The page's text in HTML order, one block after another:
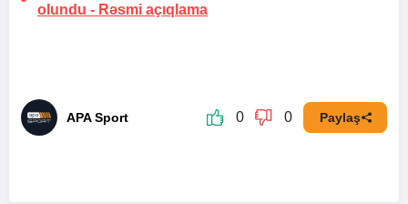
olundu - Rəsmi açıqlama
APA Sport 0 0 Paylaş